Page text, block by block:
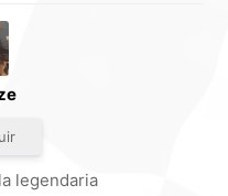
legendaria